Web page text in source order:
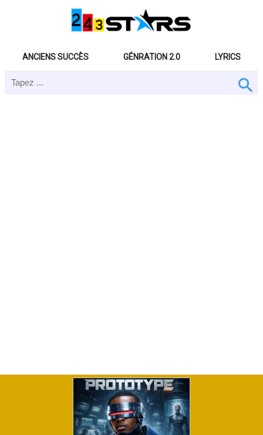
ANCIENS SUCCÈS GÉNRATION 2.0 LYRICS